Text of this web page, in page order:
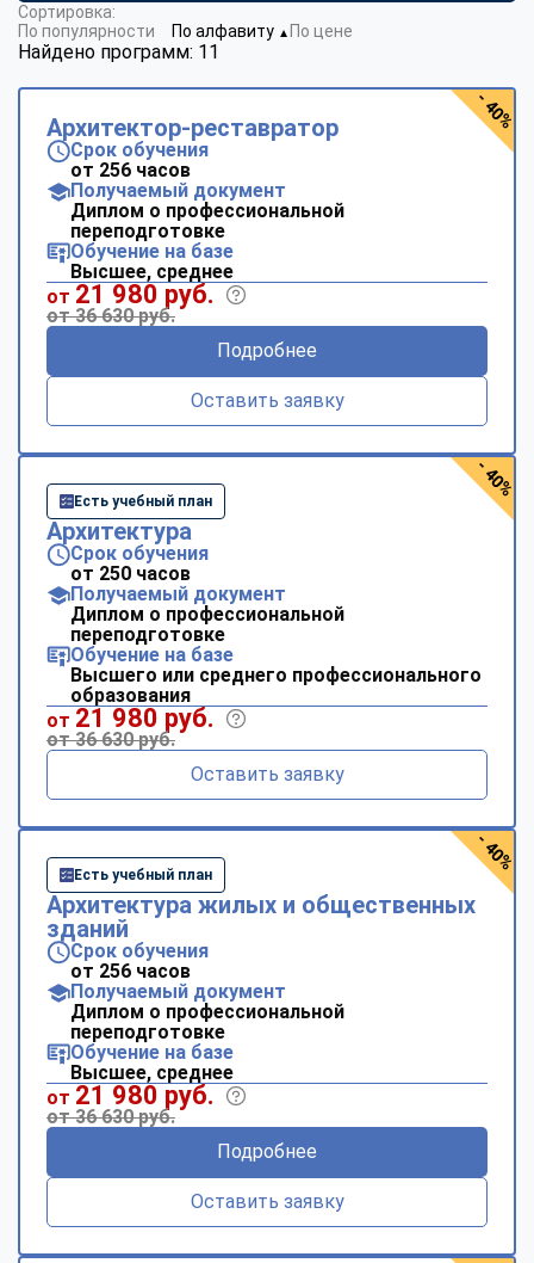
Найдено программ: 11
Сортировка:
По популярности
По алфавиту ▼ По цене
Архитектор-реставратор
Срок обучения
от 256 часов
Получаемый документ
Диплом о профессиональной
переподготовке
Обучение на базе
Высшее, среднее
от 21 980 руб.
от 36 630 руб.
Подробнее
Оставить заявку
- 40%
Есть учебный план
Архитектура
Срок обучения
от 250 часов
Получаемый документ
Диплом о профессиональной
переподготовке
Обучение на базе
Высшего или среднего профессионального
образования
от 21 980 руб.
от 36 630 руб.
Оставить заявку
- 40%
Есть учебный план
Архитектура жилых и общественных
зданий
Срок обучения
от 256 часов
Получаемый документ
Диплом о профессиональной
переподготовке
Обучение на базе
Высшее, среднее
от 21 980 руб.
от 36 630 руб.
Подробнее
Оставить заявку
- 40%